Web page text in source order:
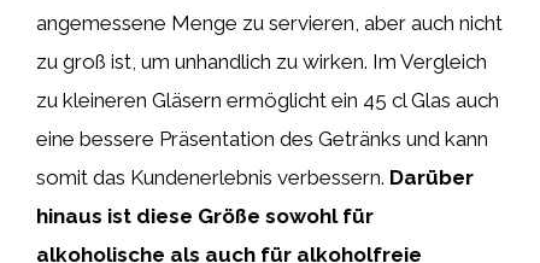
angemessene Menge zu servieren, aber auch nicht
zu groß ist, um unhandlich zu wirken. Im Vergleich
zu kleineren Gläsern ermöglicht ein 45 cl Glas auch
eine bessere Präsentation des Getränks und kann
somit das Kundenerlebnis verbessern. Darüber
hinaus ist diese Größe sowohl für
alkoholische als auch für alkoholfreie